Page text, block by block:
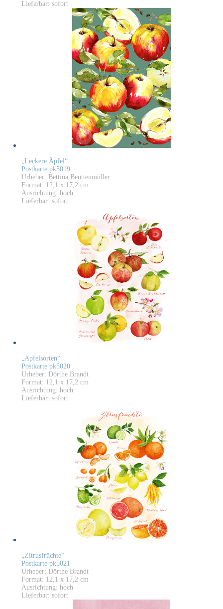
Lieferbar: sofort
„Leckere Äpfel“
Postkarte pk5019
Urheber: Bettina Beuttenmüller
Format: 12,1 x 17,2 cm
Ausrichtung: hoch
Lieferbar: sofort
„Apfelsorten“
Postkarte pk5020
Urheber: Dörthe Brandt
Format: 12,1 x 17,2 cm
Ausrichtung: hoch
Lieferbar: sofort
„Zitrusfrüchte“
Postkarte pk5021
Urheber: Dörthe Brandt
Format: 12,1 x 17,2 cm
Ausrichtung: hoch
Lieferbar: sofort